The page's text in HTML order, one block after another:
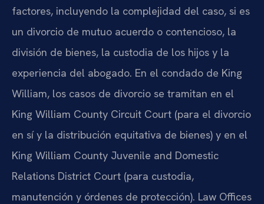
factores, incluyendo la complejidad del caso, si es
un divorcio de mutuo acuerdo o contencioso, la
división de bienes, la custodia de los hijos y la
experiencia del abogado. En el condado de King
William, los casos de divorcio se tramitan en el
King William County Circuit Court (para el divorcio
en sí y la distribución equitativa de bienes) y en el
King William County Juvenile and Domestic
Relations District Court (para custodia,
manutención y órdenes de protección). Law Offices